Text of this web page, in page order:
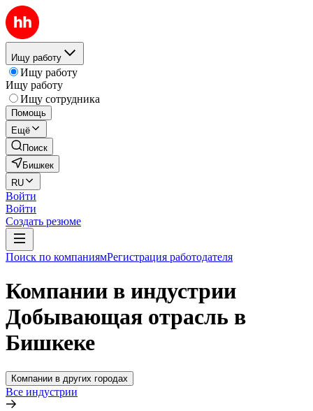
Ищу работу
Ищу работу
Ищу работу
Ищу сотрудника
Помощь
Ещё
Поиск
Бишкек
RU
Войти
Войти
Создать резюме
Поиск по компаниямРегистрация работодателя
Компании в индустрии
Добывающая отрасль в
Бишкеке
Компании в других городах
Все индустрии